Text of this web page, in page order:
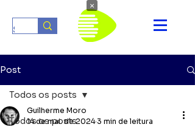
Post
Todos os posts
Todos os posts
Guilherme Moro
14 de mai. de 2024 3 min de leitura
×